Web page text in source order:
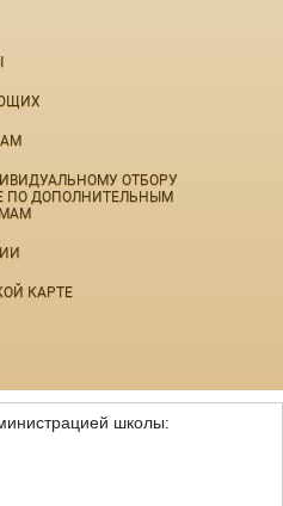
ОТБОРУ
ПО ДОПОЛНИТЕЛЬНЫМ
КАРТЕ
школы: